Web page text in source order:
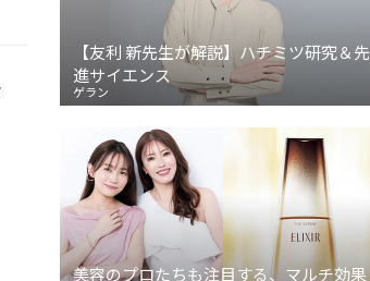
【友利 新先生が解説】ハチミツ研究＆先
進サイエンス
ゲラン
美容のプロたちも注目する、マルチ効果